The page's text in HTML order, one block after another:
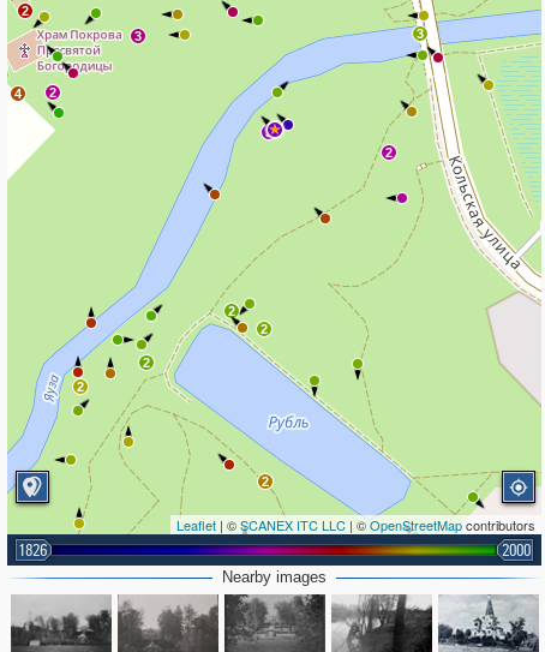
2
2
2
2
2
3
3
2
4
2
3
2
Leaflet | ©SCANEX ITC LLC | ©OpenStreetMapcontributors
1826 2000
Nearby images